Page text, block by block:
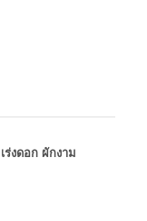
ร่งดอก ผักงาม